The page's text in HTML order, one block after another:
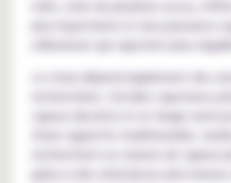
plus importante et une puissance
utilisateurs qui vapotent plus
Le choix dépend également des
recherchées. Certains vapoteurs
vapeur discrète et un tirage serré
d'une cigarette traditionnelle,
recherchent un volume de vapeur